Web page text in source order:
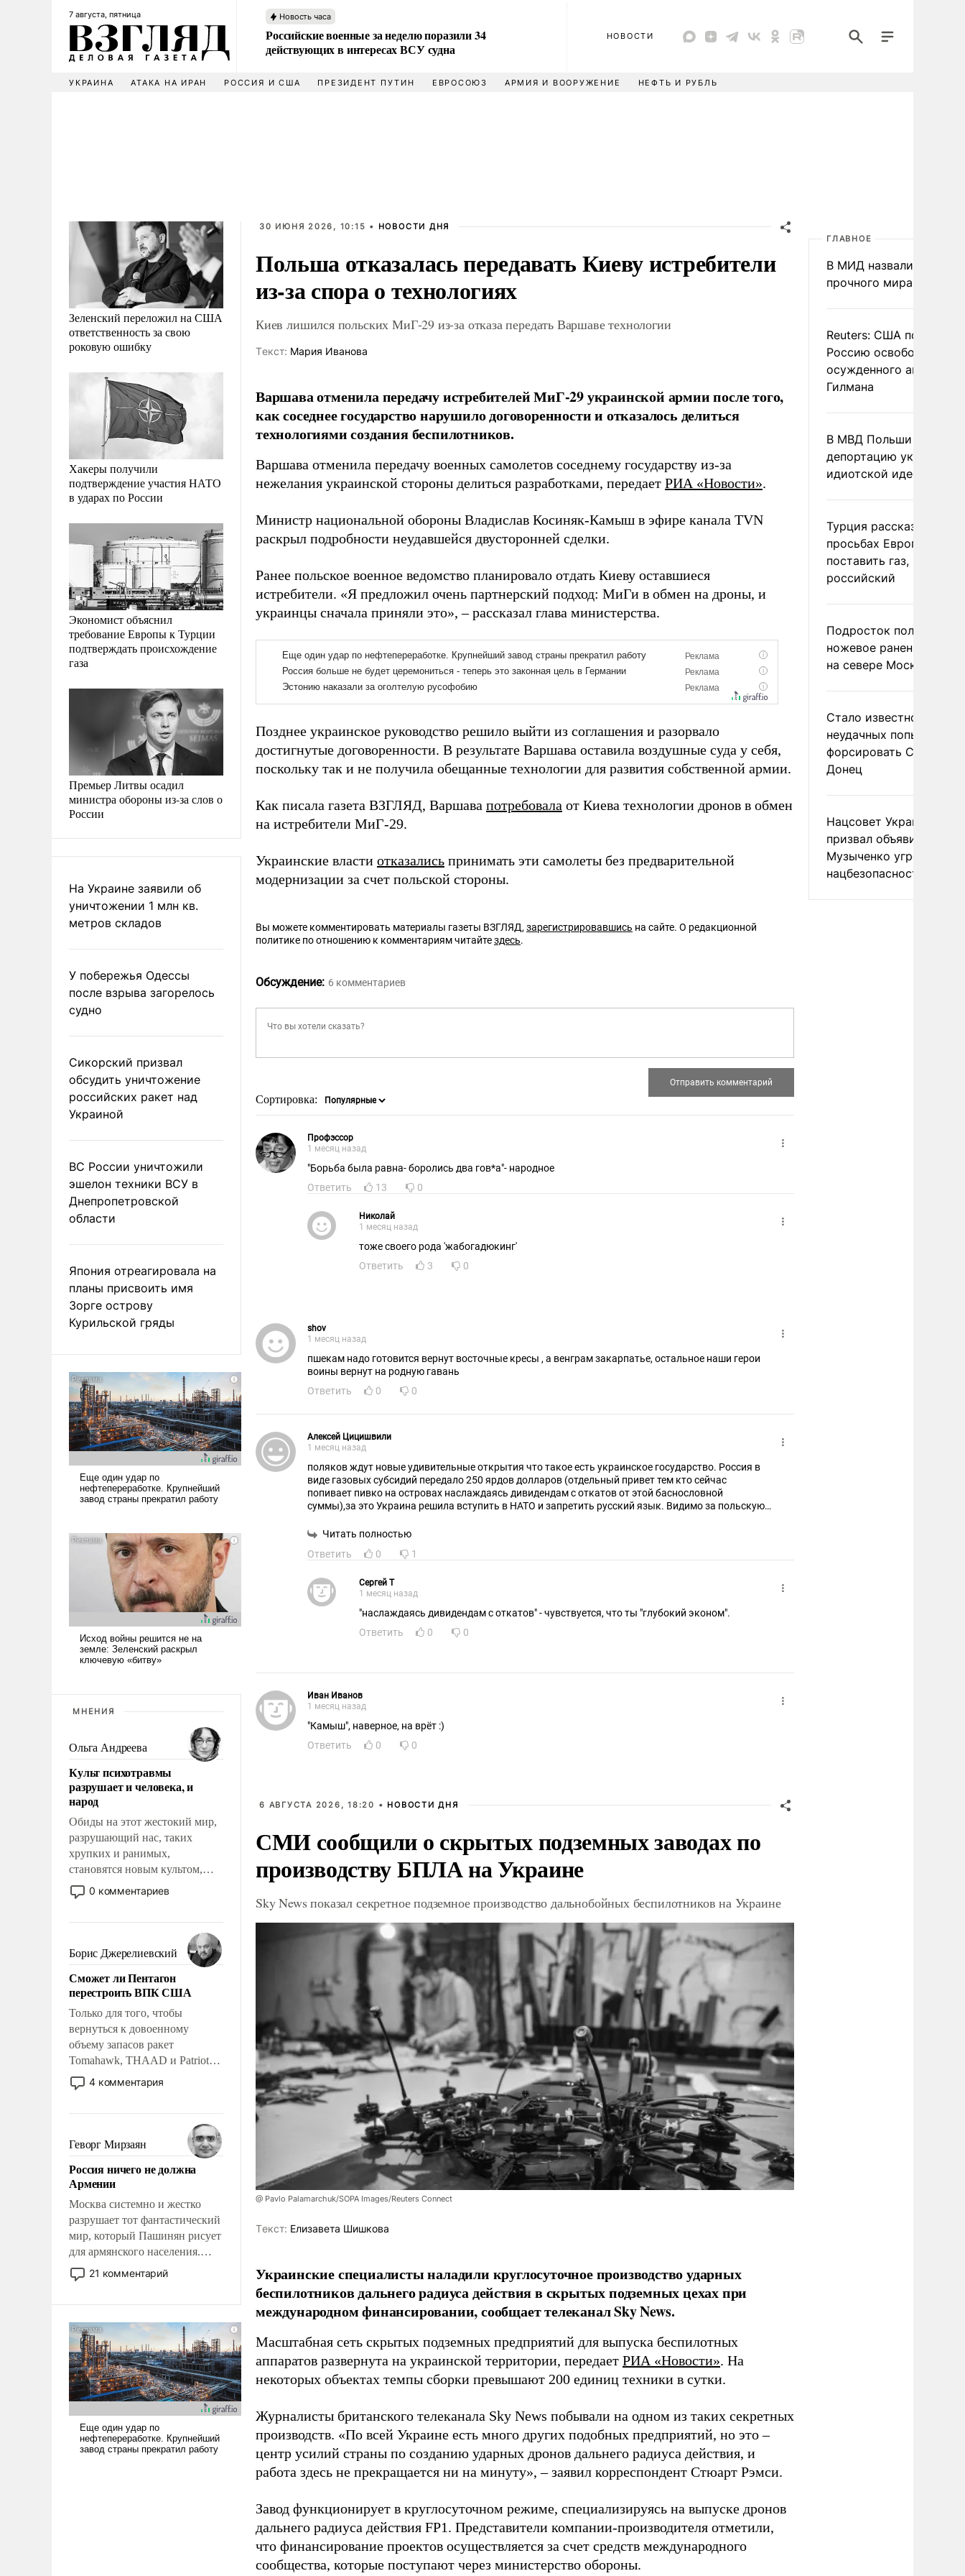
7 августа, пятница Новость часа
Российские военные за неделю поразили 34
действующих в интересах ВСУ судна
НОВОСТИ
УКРАИНА АТАКА НА ИРАН РОССИЯ И США ПРЕЗИДЕНТ ПУТИН ЕВРОСОЮЗ АРМИЯ И ВООРУЖЕНИЕ НЕФТЬ И РУБЛЬ
Зеленский переложил на США
ответственность за свою
роковую ошибку
Хакеры получили
подтверждение участия НАТО
в ударах по России
Экономист объяснил
требование Европы к Турции
подтверждать происхождение
газа
Премьер Литвы осадил
министра обороны из-за слов о
России
На Украине заявили об
уничтожении 1 млн кв.
метров складов
У побережья Одессы
после взрыва загорелось
судно
Сикорский призвал
обсудить уничтожение
российских ракет над
Украиной
ВС России уничтожили
эшелон техники ВСУ в
Днепропетровской
области
Япония отреагировала на
планы присвоить имя
Зорге острову
Курильской гряды
МНЕНИЯ
Ольга Андреева
Культ психотравмы
разрушает и человека, и
народ
Обиды на этот жестокий мир,
разрушающий нас, таких
хрупких и ранимых,
становятся новым культом,
постепенно вытесняя и
отменяя традиционное
мужественным и твердым под
ударами судьбы, брать на себя
ответственность, помогать
слабым, идти вперед и
адаптироваться.
0 комментариев
Борис Джерелиевский
Сможет ли Пентагон
перестроить ВПК США
Только для того, чтобы
вернуться к довоенному
объему запасов ракет
Tomahawk, THAAD и Patriot
США потребуется более трех
лет. Даже небольшая война с
Сложившаяся ситуация
означает многолетний период
уязвимости США, например,
перед Китаем.
4 комментария
Геворг Мирзаян
Россия ничего не должна
Армении
Москва системно и жестко
разрушает тот фантастический
мир, который Пашинян рисует
для армянского населения.
Мир, где политические
прожекты будут безусловно
налогоплательщиков и где
Еревану за свои поступки не
нужно отвечать.
21 комментарий
30 ИЮНЯ 2026, 10:15 • НОВОСТИ ДНЯ
Польша отказалась передавать Киеву истребители
из-за спора о технологиях
Киев лишился польских МиГ-29 из-за отказа передать Варшаве технологии
Tекст: Мария Иванова
Варшава отменила передачу истребителей МиГ-29 украинской армии после того,
как соседнее государство нарушило договоренности и отказалось делиться
технологиями создания беспилотников.
Варшава отменила передачу военных самолетов соседнему государству из-за
нежелания украинской стороны делиться разработками, передает РИА «Новости».
Министр национальной обороны Владислав Косиняк-Камыш в эфире канала TVN
раскрыл подробности неудавшейся двусторонней сделки.
Ранее польское военное ведомство планировало отдать Киеву оставшиеся
истребители. «Я предложил очень партнерский подход: МиГи в обмен на дроны, и
украинцы сначала приняли это», – рассказал глава министерства.
Позднее украинское руководство решило выйти из соглашения и разорвало
достигнутые договоренности. В результате Варшава оставила воздушные суда у себя,
поскольку так и не получила обещанные технологии для развития собственной армии.
Как писала газета ВЗГЛЯД, Варшава потребовала от Киева технологии дронов в обмен
на истребители МиГ-29.
Украинские власти отказались принимать эти самолеты без предварительной
модернизации за счет польской стороны.
Вы можете комментировать материалы газеты ВЗГЛЯД, зарегистрировавшись на сайте. О редакционной
политике по отношению к комментариям читайтездесь.
Обсуждение: 6 комментариев
Сортировка:
Профэссор
1 месяц назад
"Борьба была равна- боролись два гoв*a"- народное
Ответить
13 0
Николай
1 месяц назад
тоже своего рода 'жабогадюкинг'
Ответить
3 0
shov
1 месяц назад
пшекам надо готовится вернут восточные кресы , а венграм закарпатье, остальное наши герои
воины вернут на родную гавань
Ответить
0 0
Алексей Цицишвили
1 месяц назад
поляков ждут новые удивительные открытия что такое есть украинское государство. Россия в
виде газовых субсидий передало 250 ярдов долларов (отдельный привет тем кто сейчас
попивает пивко на островах наслаждаясь дивидендам с откатов от этой баснословной
суммы),за это Украина решила вступить в НАТО и запретить русский язык. Видимо за польскую
Читать полностью
Ответить
0 1
Сергей Т
1 месяц назад
"наслаждаясь дивидендам с откатов" - чувствуется, что ты "глубокий эконом".
Ответить
0 0
Иван Иванов
1 месяц назад
"Камыш", наверное, на врёт :)
Ответить
0 0
6 АВГУСТА 2026, 18:20 • НОВОСТИ ДНЯ
СМИ сообщили о скрытых подземных заводах по
производству БПЛА на Украине
Sky News показал секретное подземное производство дальнобойных беспилотников на Украине
@ Pavlo Palamarchuk/SOPA Images/Reuters Connect
Tекст: Елизавета Шишкова
Украинские специалисты наладили круглосуточное производство ударных
беспилотников дальнего радиуса действия в скрытых подземных цехах при
международном финансировании, сообщает телеканал Sky News.
Масштабная сеть скрытых подземных предприятий для выпуска беспилотных
аппаратов развернута на украинской территории, передает РИА «Новости». На
некоторых объектах темпы сборки превышают 200 единиц техники в сутки.
Журналисты британского телеканала Sky News побывали на одном из таких секретных
производств. «По всей Украине есть много других подобных предприятий, но это –
центр усилий страны по созданию ударных дронов дальнего радиуса действия, и
работа здесь не прекращается ни на минуту», – заявил корреспондент Стюарт Рэмси.
Завод функционирует в круглосуточном режиме, специализируясь на выпуске дронов
дальнего радиуса действия FP1. Представители компании-производителя отметили,
что финансирование проектов осуществляется за счет средств международного
сообщества, которые поступают через министерство обороны.
ГЛАВНОЕ
В МИД назвали условия
прочного мира на
Reuters: США
Россию освободить
осужденного
Гилмана
В МВД Польши назвали
депортацию украинцев
идиотской идеей
Турция рассказала о
просьбах Европы
поставить газ, но не
российский
Подросток получил
ножевое ранение в
на севере Москвы
Стало известно о
неудачных попытках
форсировать
Донец
Нацсовет Украины по
призвал объявить
Музыченко угрозой
нацбезопасности